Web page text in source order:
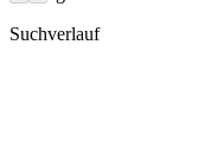
Suchverlauf